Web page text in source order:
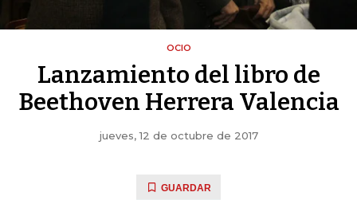
OCIO
Lanzamiento del libro de
Beethoven Herrera Valencia
jueves, 12 de octubre de 2017
GUARDAR